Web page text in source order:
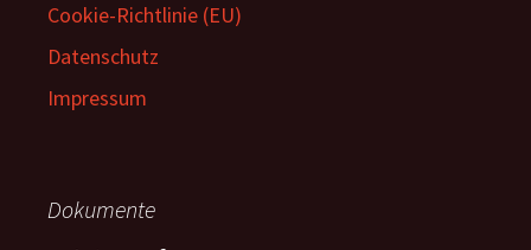
Cookie-Richtlinie (EU)
Datenschutz
Impressum
Dokumente